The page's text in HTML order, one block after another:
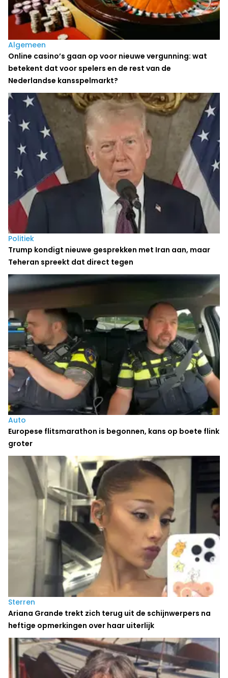
Algemeen
Online casino’s gaan op voor nieuwe vergunning: wat
betekent dat voor spelers en de rest van de
Nederlandse kansspelmarkt?
Politiek
Trump kondigt nieuwe gesprekken met Iran aan, maar
Teheran spreekt dat direct tegen
Auto
Europese flitsmarathon is begonnen, kans op boete flink
groter
Sterren
Ariana Grande trekt zich terug uit de schijnwerpers na
heftige opmerkingen over haar uiterlijk